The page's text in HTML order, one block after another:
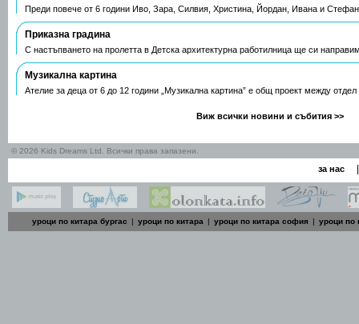
Преди повече от 6 години Иво, Зара, Силвия, Христина, Йордан, Ивана и
Приказна градина
С настъпването на пролетта в Детска архитектурна работилница ще си
Музикална картина
Ателие за деца от 6 до 12 години „Музикална картина” е общ проект между отдел
Виж всички новини и събития >>
© 2026 Kids Dreams Ltd. Всички права запазени.
за нас |
уроци по китара бургас | уроци по китара | уроци по китара софия | уроци по